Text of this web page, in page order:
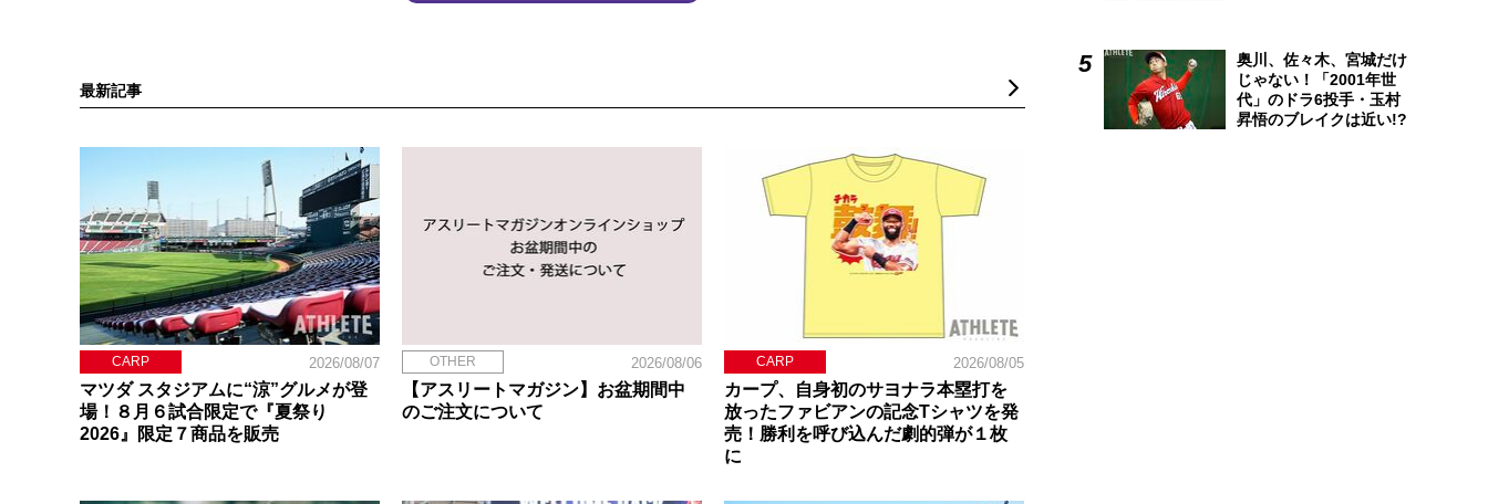
最新記事
CARP 2026/08/07
マツダ スタジアムに“涼”グルメが登
場！８月６試合限定で『夏祭り
2026』限定７商品を販売
OTHER 2026/08/06
【アスリートマガジン】お盆期間中
のご注文について
CARP 2026/08/05
カープ、自身初のサヨナラ本塁打を
放ったファビアンの記念Tシャツを発
売！勝利を呼び込んだ劇的弾が１枚
に
奥川、佐々木、宮城だけ
じゃない！「2001年世
代」のドラ6投手・玉村
昇悟のブレイクは近い!?